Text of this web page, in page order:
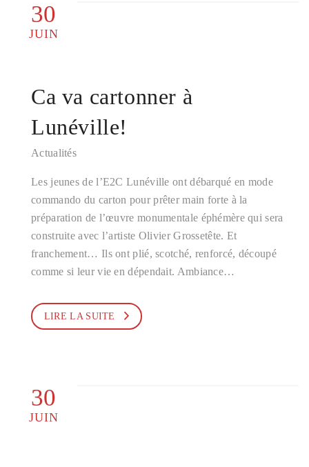
30
JUIN
Ca va cartonner à
Lunéville!
Actualités
Les jeunes de l’E2C Lunéville ont débarqué en mode
commando du carton pour prêter main forte à la
préparation de l’œuvre monumentale éphémère qui sera
construite avec l’artiste Olivier Grossetête. Et
franchement… Ils ont plié, scotché, renforcé, découpé
comme si leur vie en dépendait. Ambiance…
LIRE LA SUITE
30
JUIN